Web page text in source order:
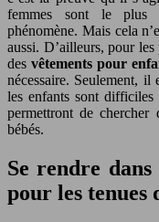
femmes sont le plus
phénomène. Mais cela
aussi. D’ailleurs, pour
desvêtements pour
nécessaire. Seulement, il
les enfants sont
permettront de chercher
bébés.
Se rendre dans
pour les tenues